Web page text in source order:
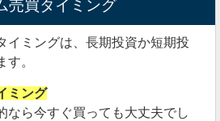
売買タイミング
イミングは、長期投資か短期投
。
ミング
なら今すぐ買っても大丈夫でし